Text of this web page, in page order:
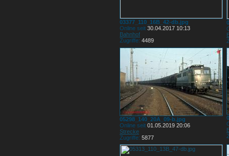
03377_110_16B_42-db.jpg
Online seit 30.04.2017 10:13
Bahnhof
Zugriffe: 4489
05298_140_20A_09-b.jpg
Online seit 01.05.2019 20:06
Strecke
Zugriffe: 5877